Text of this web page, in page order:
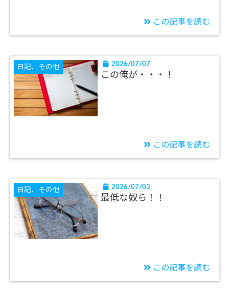
この記事を読む
日記、その他 2026/07/07
この俺が・・・！
この記事を読む
日記、その他 2026/07/03
最低な奴ら！！
この記事を読む